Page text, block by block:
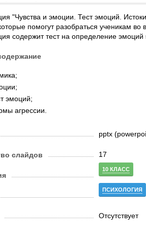
"Чувства и эмоции. Тест эмоций.
помогут разобраться ученикам
содержит тест на определение
эмоций;
агрессии.
pptx
слайдов 17
10 КЛАСС
ПСИХОЛОГИЯ
Отсутствует